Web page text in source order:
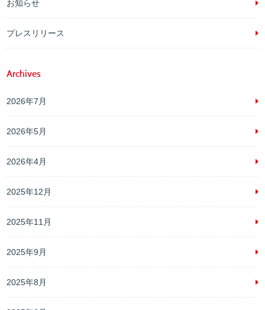
お知らせ
プレスリリース
Archives
2026年7月
2026年5月
2026年4月
2025年12月
2025年11月
2025年9月
2025年8月